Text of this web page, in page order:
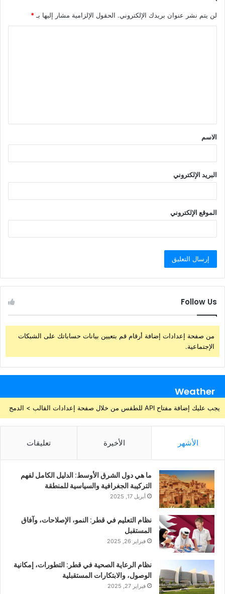
لن يتم نشر عنوان بريدك الإلكتروني. الحقول الإلزامية مشار إليها بـ *
ق
*
الاسم
البريد الإلكتروني
الموقع الإلكتروني
Follow Us
من صفحة إعدادات إضافة أرقام قم بتعيين بيانات حساباتك على الشبكات
الإجتماعية.
Weather
يجب عليك إضافة مفتاح API للطقس من خلال صفحة إعدادات القالب > الدمج
الأشهر الأخيرة تعليقات
ما هي دول الشرق الأوسط: الدليل الكامل لفهم
التركيبة الجغرافية والسياسية للمنطقة
أبريل 17, 2025
نظام التعليم في قطر: النمو، الإصلاحات، وآفاق
المستقبل
فبراير 26, 2025
نظام الرعاية الصحية في قطر: التطورات، إمكانية
الوصول، والابتكارات المستقبلية
فبراير 27, 2025